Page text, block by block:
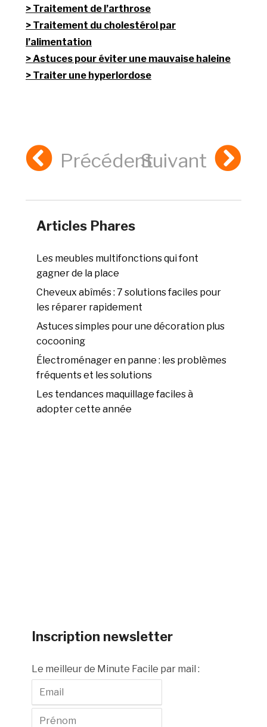
Traitement de l’arthrose
Traitement du cholestérol par
l’alimentation
Astuces pour éviter une mauvaise haleine
Traiter une hyperlordose
PrécédentSuivant
Articles Phares
Les meubles multifonctions qui font
gagner de la place
Cheveux abîmés : 7 solutions faciles pour
les réparer rapidement
Astuces simples pour une décoration plus
cocooning
Électroménager en panne : les problèmes
fréquents et les solutions
Les tendances maquillage faciles à
adopter cette année
Inscription newsletter
Le meilleur de Minute Facile par mail :